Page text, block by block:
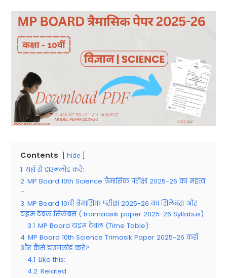
Contents hide
1 यहाँ से डाउनलोड करें:
2 MP Board 10th Science त्रैमासिक परीक्षा 2025-26 का महत्व
–
3 MP Board 10वीं त्रैमासिक परीक्षा 2025-26 का सिलेबस और
टाइम टेबल सिलेबस ( traimaasik paper 2025-26 Syllabus):
3.1 MP Board टाइम टेबल (Time Table):
4 MP Board 10th Science Trimasik Paper 2025-26 कहाँ
और कैसे डाउनलोड करें?
4.1 Like this:
4.2 Related